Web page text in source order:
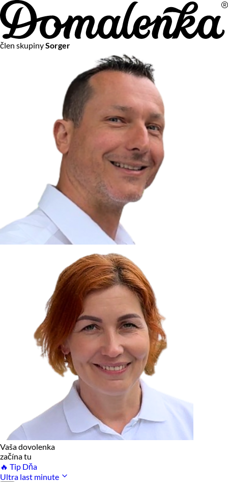
člen skupinySorger
Vaša dovolenka
začína tu
🔥 Tip Dňa
Ultra last minute
Na vašom súkromí nám záleží
Chceme vám neustále poskytovať tie najlepšie služby.
Vzhľadom k platnej legislatíve od vás ale potrebujeme súhlas
s používaním súborov cookies.
Viac o personalizácii a meraní
Aby sme vedeli, čo sa deje na webových stránkach a aby sme
vám mohli prispôsobiť ponuky na mieru či reklamu,
používame cookies a taktiežslužby spoločnosti Google
Čo sú cookies?
Cookies sú malé textové súbory, ktoré môžu byť používané
webovými stránkami, aby zefektívnili používateľský zážitok.
Vďaka cookies vám môžeme ponúkať služby podľa toho, čo
naozaj hľadáte a chcete nájsť.
Kedykoľvek sa môžete slobodne rozhodnúť, ktoré typy
používania cookies chcete umožniť.
Zákon uvádza, že môžeme ukladať cookies na vašom
zariadení, pokiaľ sú nevyhnutne nutné pre prevádzku tejto
Cookies, ktoré používame
Technické a nevyhnutné cookies
Analytické a marketingové cookies
Reklamné úložisko
Reklamné používateľské dáta
Personalizácia reklám
Povoliť vybrané
Odmietnuť